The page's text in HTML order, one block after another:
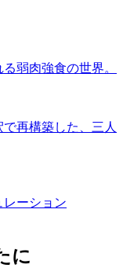
弱肉強食の世界。
再構築した、三人
ーション
に